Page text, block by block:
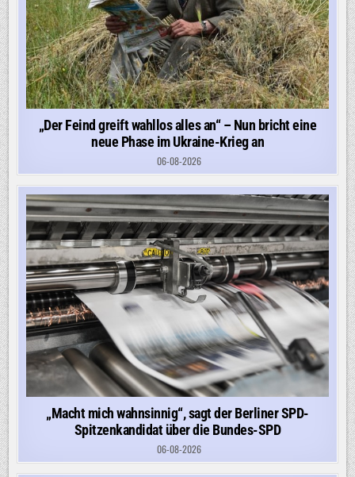
„Der Feind greift wahllos alles an“ – Nun bricht eine
neue Phase im Ukraine-Krieg an
06-08-2026
„Macht mich wahnsinnig“, sagt der Berliner SPD-
Spitzenkandidat über die Bundes-SPD
06-08-2026